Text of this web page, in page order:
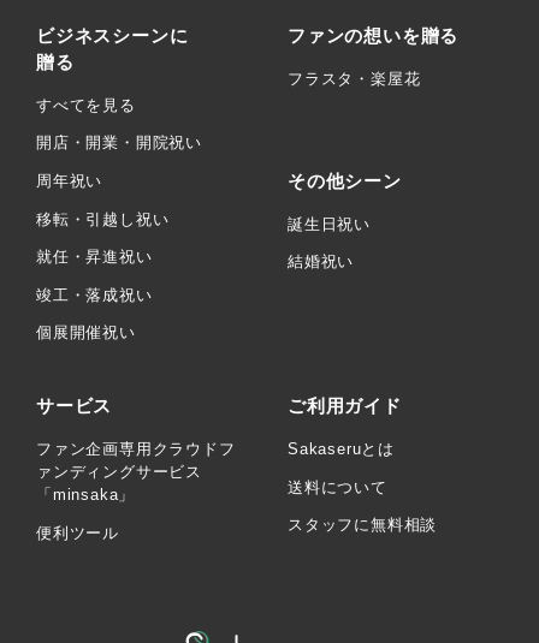
ビジネスシーンに
贈る
すべてを見る
開店・開業・開院祝い
周年祝い
移転・引越し祝い
就任・昇進祝い
竣工・落成祝い
個展開催祝い
ファンの想いを贈る
フラスタ・楽屋花
その他シーン
誕生日祝い
結婚祝い
サービス
ファン企画専用クラウドフ
ァンディングサービス
「minsaka」
便利ツール
ご利用ガイド
Sakaseruとは
送料について
スタッフに無料相談